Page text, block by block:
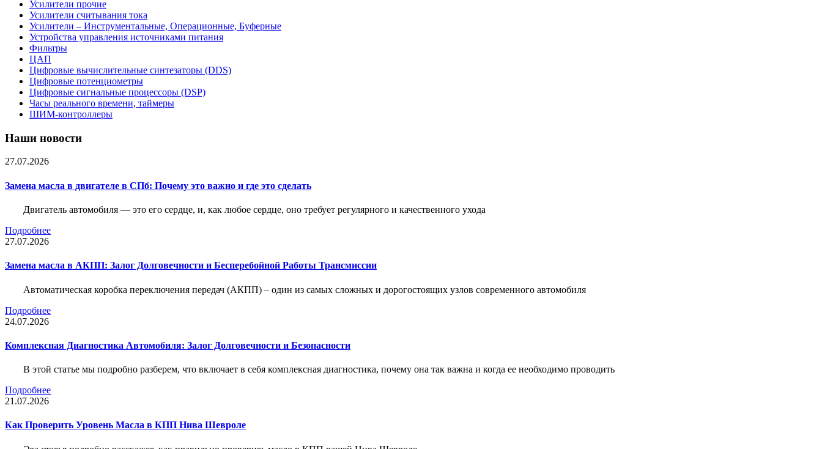
Усилители прочие
Усилители считывания тока
Усилители – Инструментальные, Операционные, Буферные
Устройства управления источниками питания
Фильтры
ЦАП
Цифровые вычислительные синтезаторы (DDS)
Цифровые потенциометры
Цифровые сигнальные процессоры (DSP)
Часы реального времени, таймеры
ШИМ-контроллеры
Наши новости
27.07.2026
Замена масла в двигателе в СПб: Почему это важно и где это сделать
Двигатель автомобиля — это его сердце, и, как любое сердце, оно требует регулярного и качественного ухода
Подробнее
27.07.2026
Замена масла в АКПП: Залог Долговечности и Бесперебойной Работы Трансмиссии
Автоматическая коробка переключения передач (АКПП) – один из самых сложных и дорогостоящих узлов современного автомобиля
Подробнее
24.07.2026
Комплексная Диагностика Автомобиля: Залог Долговечности и Безопасности
В этой статье мы подробно разберем, что включает в себя комплексная диагностика, почему она так важна и когда ее необходимо проводить
Подробнее
21.07.2026
Как Проверить Уровень Масла в КПП Нива Шевроле